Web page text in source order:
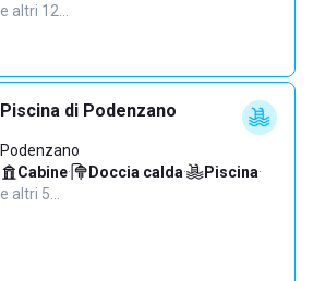
e altri 12…
Piscina di Podenzano
Podenzano
Cabine· Doccia calda· Piscina·
e altri 5…